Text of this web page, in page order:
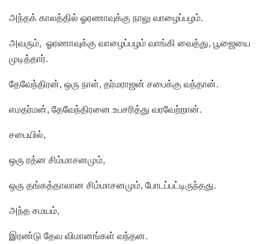
அந்தக் காலத்தில் ஓரணாவுக்கு நாலு வாழைப்பழம்.
அவரும், ஓரணாவுக்கு வாழைப்பழம் வாங்கி வைத்து, பூஜையை
முடித்தார்.
தேவேந்திரன், ஒரு நாள், தர்மராஜன் சபைக்கு வந்தான்.
எமதர்மன், தேவேந்திரனை உபசரித்து வரவேற்றான்.
சபையில்,
ஒரு ரத்ன சிம்மாசனமும்,
ஒரு தங்கத்தாலான சிம்மாசனமும், போடப்பட்டிருந்தது.
அந்த சமயம்,
இரண்டு தேவ விமானங்கள் வந்தன.